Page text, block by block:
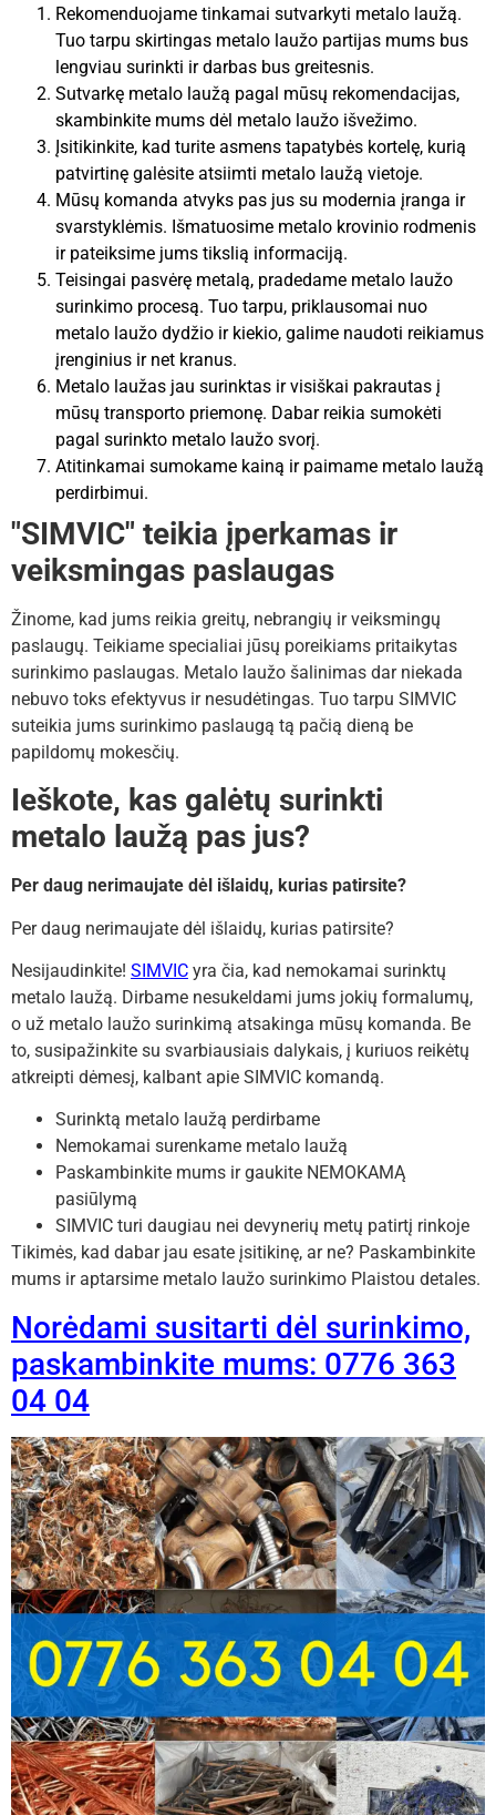
Rekomenduojame tinkamai sutvarkyti metalo laužą.
Tuo tarpu skirtingas metalo laužo partijas mums bus
lengviau surinkti ir darbas bus greitesnis.
Sutvarkę metalo laužą pagal mūsų rekomendacijas,
skambinkite mums dėl metalo laužo išvežimo.
Įsitikinkite, kad turite asmens tapatybės kortelę, kurią
patvirtinę galėsite atsiimti metalo laužą vietoje.
Mūsų komanda atvyks pas jus su modernia įranga ir
svarstyklėmis. Išmatuosime metalo krovinio rodmenis
ir pateiksime jums tikslią informaciją.
Teisingai pasvėrę metalą, pradedame metalo laužo
surinkimo procesą. Tuo tarpu, priklausomai nuo
metalo laužo dydžio ir kiekio, galime naudoti reikiamus
įrenginius ir net kranus.
Metalo laužas jau surinktas ir visiškai pakrautas į
mūsų transporto priemonę. Dabar reikia sumokėti
pagal surinkto metalo laužo svorį.
Atitinkamai sumokame kainą ir paimame metalo laužą
perdirbimui.
"SIMVIC" teikia įperkamas ir
veiksmingas paslaugas
Žinome, kad jums reikia greitų, nebrangių ir veiksmingų
paslaugų. Teikiame specialiai jūsų poreikiams pritaikytas
surinkimo paslaugas. Metalo laužo šalinimas dar niekada
nebuvo toks efektyvus ir nesudėtingas. Tuo tarpu SIMVIC
suteikia jums surinkimo paslaugą tą pačią dieną be
papildomų mokesčių.
Ieškote, kas galėtų surinkti
metalo laužą pas jus?
Per daug nerimaujate dėl išlaidų, kurias patirsite?
Per daug nerimaujate dėl išlaidų, kurias patirsite?
Nesijaudinkite! SIMVIC yra čia, kad nemokamai surinktų
metalo laužą. Dirbame nesukeldami jums jokių formalumų,
o už metalo laužo surinkimą atsakinga mūsų komanda. Be
to, susipažinkite su svarbiausiais dalykais, į kuriuos reikėtų
atkreipti dėmesį, kalbant apie SIMVIC komandą.
Surinktą metalo laužą perdirbame
Nemokamai surenkame metalo laužą
Paskambinkite mums ir gaukite NEMOKAMĄ
pasiūlymą
SIMVIC turi daugiau nei devynerių metų patirtį rinkoje
Tikimės, kad dabar jau esate įsitikinę, ar ne? Paskambinkite
mums ir aptarsime metalo laužo surinkimo Plaistou detales.
Norėdami susitarti dėl surinkimo,
paskambinkite mums: 0776 363
04 04